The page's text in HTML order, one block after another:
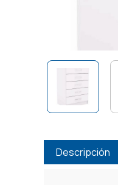
Descripción